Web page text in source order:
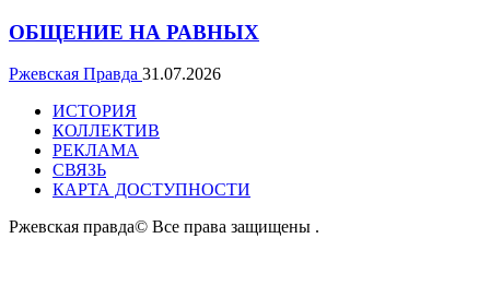
ОБЩЕНИЕ НА РАВНЫХ
Ржевская Правда 31.07.2026
ИСТОРИЯ
КОЛЛЕКТИВ
РЕКЛАМА
СВЯЗЬ
КАРТА ДОСТУПНОСТИ
Ржевская правда© Все права защищены .